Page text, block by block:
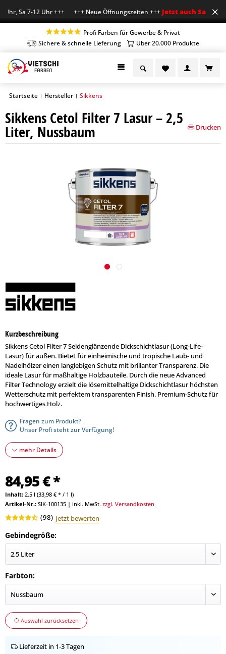
Sa 7-12 Uhr +++ +++ Neue Öffnungszeiten +++Jetzt auch Sa
Profi Farben für Gewerbe & Privat
Sichere & schnelle Lieferung
Über 20.000 Produkte
Startseite | Hersteller | Sikkens
Sikkens Cetol Filter 7 Lasur – 2,5
Liter, Nussbaum Drucken
Kurzbeschreibung
Sikkens Cetol Filter 7 Seidenglänzende Dickschichtlasur (Long-Life-
Lasur) für außen. Bietet für einheimische und tropische Laub- und
Nadelhölzer einen langlebigen Schutz mit brillanter Transparenz. Die
ideale Lasur für maßhaltige Holzbauteile. Durch die neue Advanced
Filter Technology erzielt die lösemittelhaltige Dickschichtlasur höchsten
Wetterschutz mit perfektem transparenten Finish. Premium-Schutz für
hochwertiges Holz.
Fragen zum Produkt?
Unser Profi steht zur Verfügung!
mehr Details
84,95 € *
Inhalt: 2.5 l (33,98 € * / 1 l)
Artikel-Nr.: SIK-100135 | inkl. MwSt. zzgl. Versandkosten
(98) Jetzt bewerten
Gebindegröße:
Farbton:
Auswahl zurücksetzen
Lieferzeit in 1-3 Tagen